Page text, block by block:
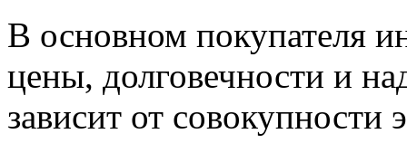
В основном покупателя
цены, долговечности и
зависит от совокупности